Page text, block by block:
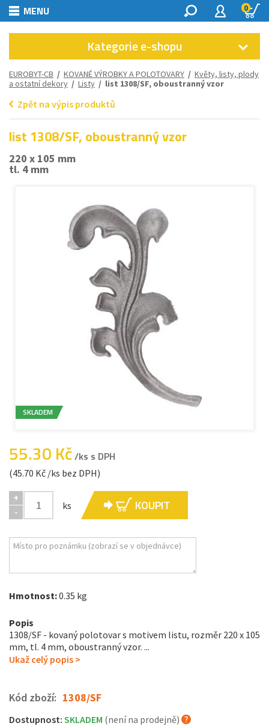
MENU 0
Kategorie e-shopu
EUROBYT-CB / KOVANÉ VÝROBKY A POLOTOVARY / Květy, listy, plody
a ostatní dekory / Listy / list 1308/SF, oboustranný vzor
Zpět na výpis produktů
list 1308/SF, oboustranný vzor
220 x 105 mm
tl. 4 mm
SKLADEM
55.30 Kč/ks s DPH
(45.70 Kč /ks bez DPH)
+
-
ks KOUPIT
Hmotnost:0.35 kg
Popis
1308/SF - kovaný polotovar s motivem listu, rozměr 220 x 105
mm, tl. 4 mm, oboustranný vzor. ...
Ukaž celý popis >
Kód zboží: 1308/SF
Dostupnost: SKLADEM (není na prodejně)